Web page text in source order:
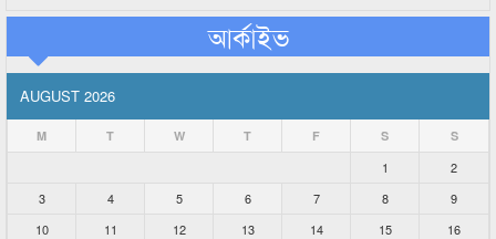
আর্কাইভ
AUGUST 2026
M T W T F S S
1
2
3
4 5 6 7 8
9
10
11 12 13 14 15
16